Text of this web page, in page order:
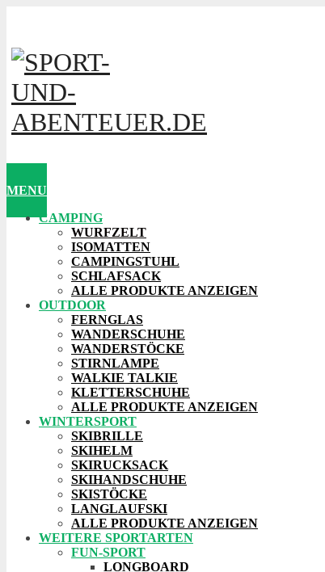
MENU
CAMPING
WURFZELT
ISOMATTEN
CAMPINGSTUHL
SCHLAFSACK
ALLE PRODUKTE ANZEIGEN
OUTDOOR
FERNGLAS
WANDERSCHUHE
WANDERSTÖCKE
STIRNLAMPE
WALKIE TALKIE
KLETTERSCHUHE
ALLE PRODUKTE ANZEIGEN
WINTERSPORT
SKIBRILLE
SKIHELM
SKIRUCKSACK
SKIHANDSCHUHE
SKISTÖCKE
LANGLAUFSKI
ALLE PRODUKTE ANZEIGEN
WEITERE SPORTARTEN
FUN-SPORT
LONGBOARD